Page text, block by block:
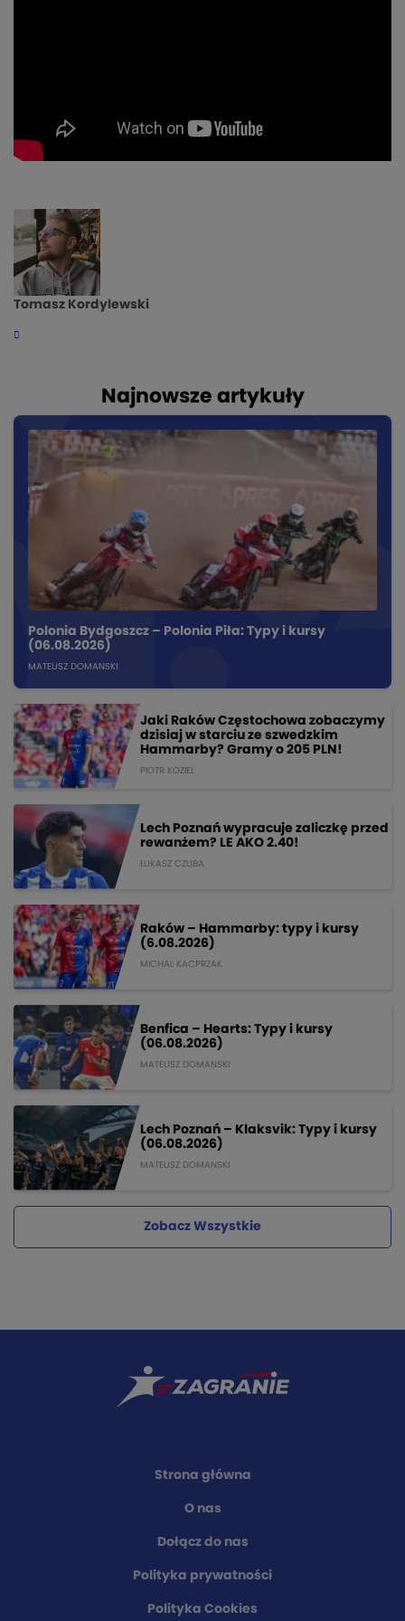
Tomasz Kordylewski
Najnowsze artykuły
Polonia Bydgoszcz – Polonia Piła: Typy i kursy
(06.08.2026)
MATEUSZ DOMANSKI
Jaki Raków Częstochowa zobaczymy
dzisiaj w starciu ze szwedzkim
Hammarby? Gramy o 205 PLN!
PIOTR KOZIEL
Lech Poznań wypracuje zaliczkę przed
rewanżem? LE AKO 2.40!
ŁUKASZ CZUBA
Raków – Hammarby: typy i kursy
(6.08.2026)
MICHAL KACPRZAK
Benfica – Hearts: Typy i kursy
(06.08.2026)
MATEUSZ DOMANSKI
Lech Poznań – Klaksvik: Typy i kursy
(06.08.2026)
MATEUSZ DOMANSKI
Zobacz Wszystkie
Strona główna
O nas
Dołącz do nas
Polityka prywatności
Polityka Cookies